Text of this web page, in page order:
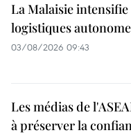
La Malaisie
logistiques
03/08/2026 09:43
Les médias de
à préserver la